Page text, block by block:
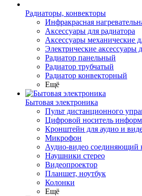
Радиаторы, конвекторы
Инфракрасная
Аксессуары для радиатора
Аксессуары механические
Электрические аксессуары
Радиатор панельный
Радиатор трубчатый
Радиатор конвекторный
Ещё
Бытовая электроника
Пульт дистанционного
Цифровой носитель
Кронштейн для аудио и
Микрофон
Аудио-видео соединяющий
Наушники стерео
Видеопроектор
Планшет, ноутбук
Колонки
Ещё